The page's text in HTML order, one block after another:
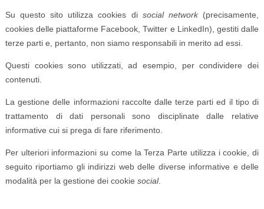
Su questo sito utilizza cookies di social network(precisamente,
cookies delle piattaforme Facebook, Twitter e LinkedIn), gestiti dalle
terze parti e, pertanto, non siamo responsabili in merito ad essi.
Questi cookies sono utilizzati, ad esempio, per condividere dei
contenuti.
La gestione delle informazioni raccolte dalle terze parti ed il tipo di
trattamento di dati personali sono disciplinate dalle relative
informative cui si prega di fare riferimento.
Per ulteriori informazioni su come la Terza Parte utilizza i cookie, di
seguito riportiamo gli indirizzi web delle diverse informative e delle
modalità per la gestione dei cookie social.